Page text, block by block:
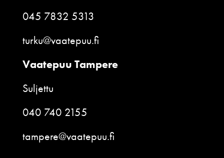
045 7832 5313
turku@vaatepuu.fi
Vaatepuu Tampere
Suljettu
040 740 2155
tampere@vaatepuu.fi